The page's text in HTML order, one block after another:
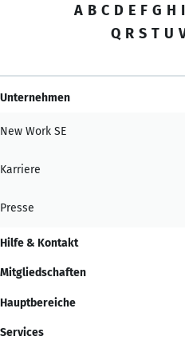
A B C D E F G H I
Q R S T U
Unternehmen
New Work SE
Karriere
Presse
Hilfe & Kontakt
Mitgliedschaften
Hauptbereiche
Services